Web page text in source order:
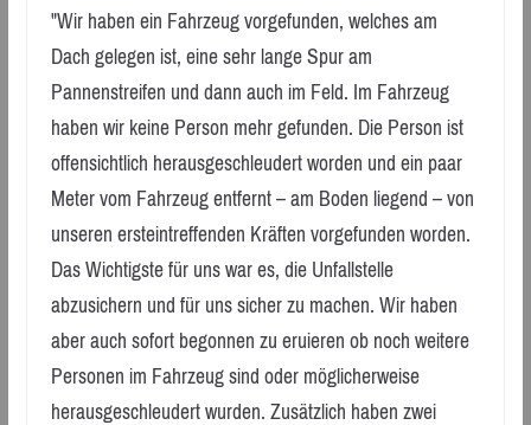
"Wir haben ein Fahrzeug vorgefunden, welches am
Dach gelegen ist, eine sehr lange Spur am
Pannenstreifen und dann auch im Feld. Im Fahrzeug
haben wir keine Person mehr gefunden. Die Person ist
offensichtlich herausgeschleudert worden und ein paar
Meter vom Fahrzeug entfernt – am Boden liegend – von
unseren ersteintreffenden Kräften vorgefunden worden.
Das Wichtigste für uns war es, die Unfallstelle
abzusichern und für uns sicher zu machen. Wir haben
aber auch sofort begonnen zu eruieren ob noch weitere
Personen im Fahrzeug sind oder möglicherweise
herausgeschleudert wurden. Zusätzlich haben zwei